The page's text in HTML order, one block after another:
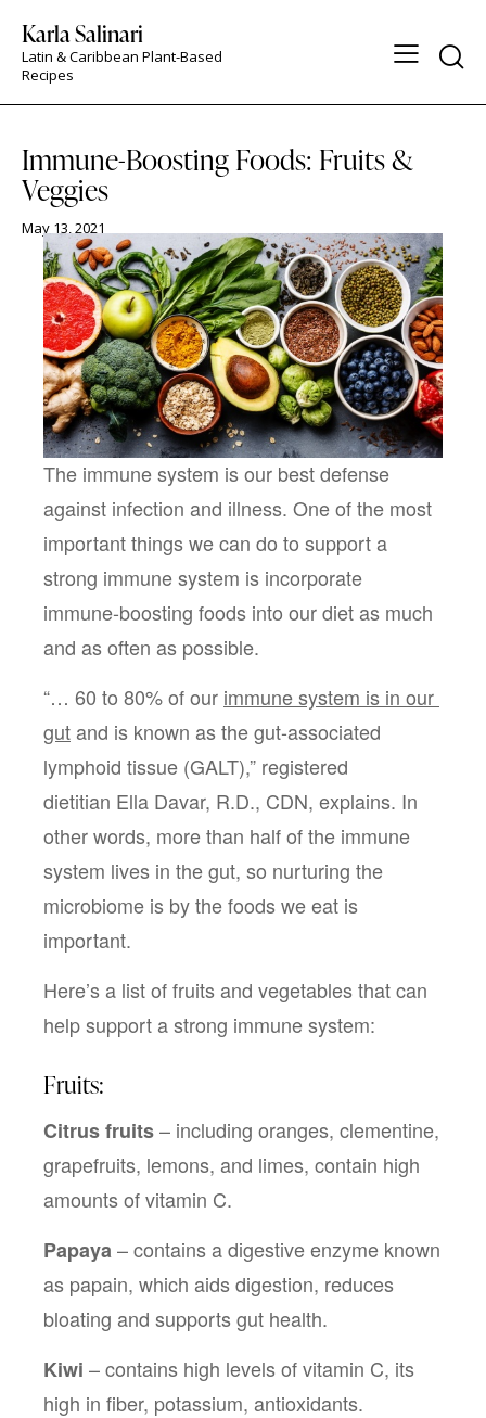
Karla Salinari
Latin & Caribbean Plant-Based
Recipes
Immune-Boosting Foods: Fruits &
Veggies
May 13, 2021
The immune system is our best defense
against infection and illness. One of the most
important things we can do to support a
strong immune system is incorporate
immune-boosting foods into our diet as much
and as often as possible.
“… 60 to 80% of our immune system is in our
gut and is known as the gut-associated
lymphoid tissue (GALT),” registered
dietitian Ella Davar, R.D., CDN, explains. In
other words, more than half of the immune
system lives in the gut, so nurturing the
microbiome is by the foods we eat is
important.
Here’s a list of fruits and vegetables that can
help support a strong immune system:
Fruits:
Citrus fruits – including oranges, clementine,
grapefruits, lemons, and limes, contain high
amounts of vitamin C.
Papaya – contains a digestive enzyme known
as papain, which aids digestion, reduces
bloating and supports gut health.
Kiwi – contains high levels of vitamin C, its
high in fiber, potassium, antioxidants.